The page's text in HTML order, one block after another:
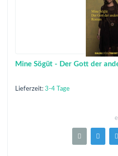
Mine Sögüt - Der Gott der
Lieferzeit: 3-4 Tage